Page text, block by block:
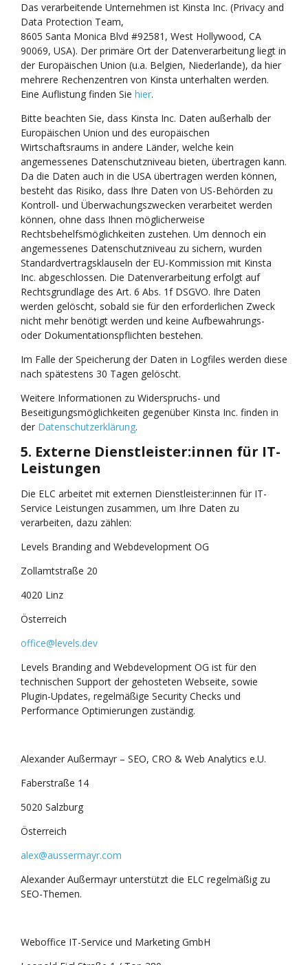
Das verarbeitende Unternehmen ist Kinsta Inc. (Privacy and
Data Protection Team,
8605 Santa Monica Blvd #92581, West Hollywood, CA
90069, USA). Der primäre Ort der Datenverarbeitung liegt in
der Europäischen Union (u.a. Belgien, Niederlande), da hier
mehrere Rechenzentren von Kinsta unterhalten werden.
Eine Auflistung finden Sie hier.
Bitte beachten Sie, dass Kinsta Inc. Daten außerhalb der
Europäischen Union und des europäischen
Wirtschaftsraums in andere Länder, welche kein
angemessenes Datenschutzniveau bieten, übertragen kann.
Da die Daten auch in die USA übertragen werden können,
besteht das Risiko, dass Ihre Daten von US-Behörden zu
Kontroll- und Überwachungszwecken verarbeitet werden
können, ohne dass Ihnen möglicherweise
Rechtsbehelfsmöglichkeiten zustehen. Um dennoch ein
angemessenes Datenschutzniveau zu sichern, wurden
Standardvertragsklauseln der EU-Kommission mit Kinsta
Inc. abgeschlossen. Die Datenverarbeitung erfolgt auf
Rechtsgrundlage des Art. 6 Abs. 1f DSGVO. Ihre Daten
werden gelöscht, sobald sie für den erforderlichen Zweck
nicht mehr benötigt werden und keine Aufbewahrungs-
oder Dokumentationspflichten bestehen.
Im Falle der Speicherung der Daten in Logfiles werden diese
nach spätestens 30 Tagen gelöscht.
Weitere Informationen zu Widerspruchs- und
Beseitigungsmöglichkeiten gegenüber Kinsta Inc. finden in
der Datenschutzerklärung.
5. Externe Dienstleister:innen für IT-
Leistungen
Die ELC arbeitet mit externen Dienstleister:innen für IT-
Service Leistungen zusammen, um Ihre Daten zu
verarbeiten, dazu zählen:
Levels Branding and Webdevelopment OG
Zollamtstraße 20
4020 Linz
Österreich
office@levels.dev
Levels Branding and Webdevelopment OG ist für den
technischen Support der gehosteten Webseite, sowie
Plugin-Updates, regelmäßige Security Checks und
Performance Optimierungen zuständig.
Alexander Außermayr – SEO, CRO & Web Analytics e.U.
Faberstraße 14
5020 Salzburg
Österreich
alex@aussermayr.com
Alexander Außermayr unterstützt die ELC regelmäßig zu
SEO-Themen.
Weboffice IT-Service und Marketing GmbH